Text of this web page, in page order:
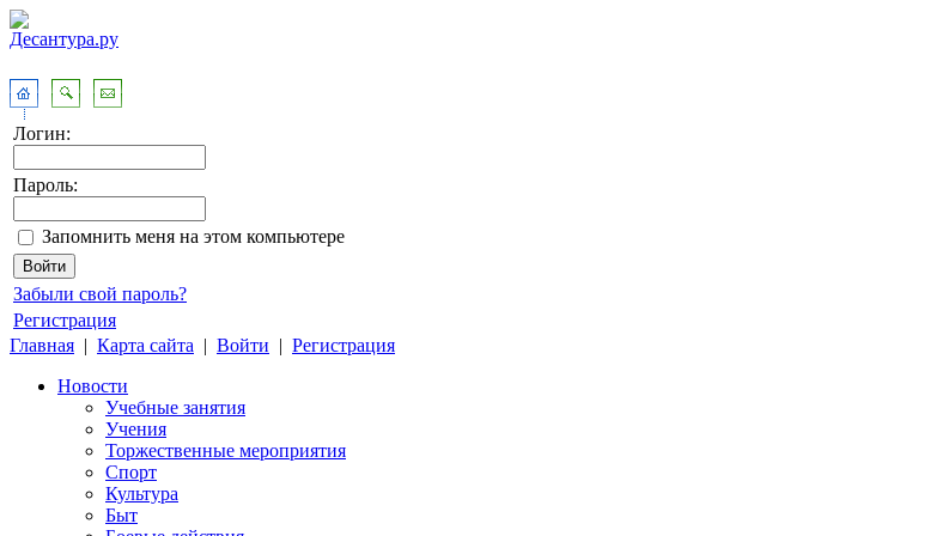
Логин:
Пароль:
Запомнить меня на этом компьютере
Забыли свой пароль?
Регистрация
Главная | Карта сайта | Войти | Регистрация
Новости
Учебные занятия
Учения
Торжественные мероприятия
Спорт
Культура
Быт